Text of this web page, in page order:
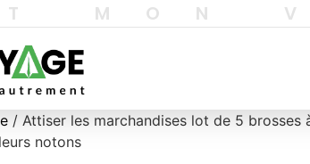
MON
/ Attiser les marchandises lot de 5 brosses
notons